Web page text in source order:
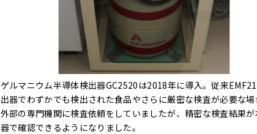
ゲルマニウム半導体検出器GC2520は2018年に導入。従来
出器でわずかでも検出された食品やさらに厳密な検査が必要な場
外部の専門機関に検査依頼をしていましたが、精密な検査結果が
器で確認できるようになりました。